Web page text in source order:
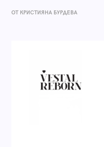
ОТ КРИСТИЯНА БУРДЕВА